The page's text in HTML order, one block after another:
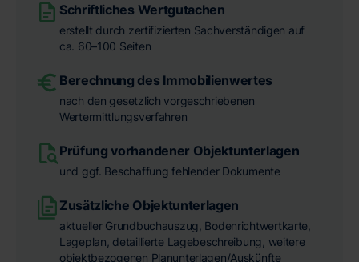
Schriftliches Wertgutachen
erstellt durch zertifizierten Sachverständigen auf
ca. 60–100 Seiten
Berechnung des Immobilienwertes
nach den gesetzlich vorgeschriebenen
Wertermittlungsverfahren
Prüfung vorhandener Objektunterlagen
und ggf. Beschaffung fehlender Dokumente
Zusätzliche Objektunterlagen
aktueller Grundbuchauszug, Bodenrichtwertkarte,
Lageplan, detaillierte Lagebeschreibung, weitere
objektbezogenen Planunterlagen/Auskünfte